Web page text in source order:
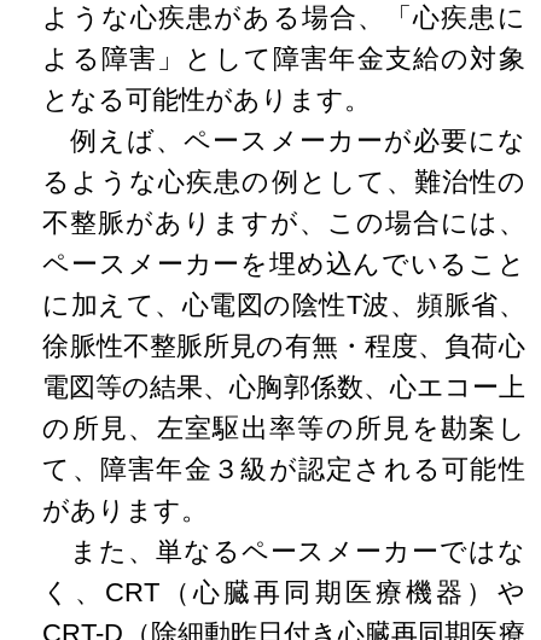
ような心疾患がある場合、「心疾患に
よる障害」として障害年金支給の対象
となる可能性があります。
例えば、ペースメーカーが必要にな
るような心疾患の例として、難治性の
不整脈がありますが、この場合には、
ペースメーカーを埋め込んでいること
に加えて、心電図の陰性T波、頻脈省、
徐脈性不整脈所見の有無・程度、負荷心
電図等の結果、心胸郭係数、心エコー上
の所見、左室駆出率等の所見を勘案し
て、障害年金３級が認定される可能性
があります。
また、単なるペースメーカーではな
く、CRT（心臓再同期医療機器）や
CRT-D（除細動昨日付き心臓再同期医療